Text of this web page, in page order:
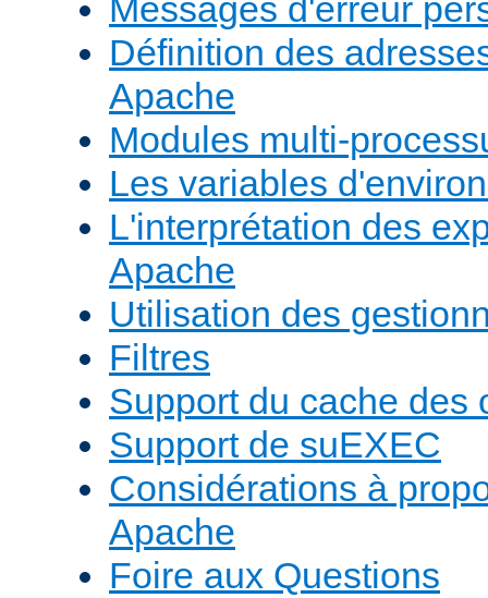
Messages d'erreur
Définition des
Apache
Modules multi-
Les variables
L'interprétation des
Apache
Utilisation des
Filtres
Support du cache des
Support de suEXEC
Considérations à
Apache
Foire aux Questions